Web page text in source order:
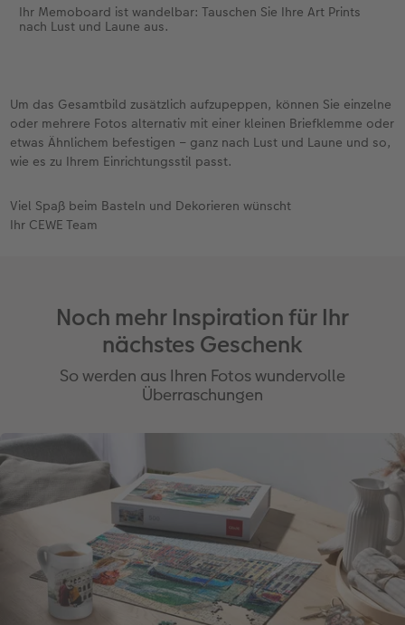
Ihr Memoboard ist wandelbar: Tauschen Sie Ihre Art Prints
nach Lust und Laune aus.
Um das Gesamtbild zusätzlich aufzupeppen, können Sie einzelne
oder mehrere Fotos alternativ mit einer kleinen Briefklemme oder
etwas Ähnlichem befestigen – ganz nach Lust und Laune und so,
wie es zu Ihrem Einrichtungsstil passt.
Viel Spaß beim Basteln und Dekorieren wünscht
Ihr CEWE Team
Noch mehr Inspiration für Ihr
nächstes Geschenk
So werden aus Ihren Fotos wundervolle
Überraschungen